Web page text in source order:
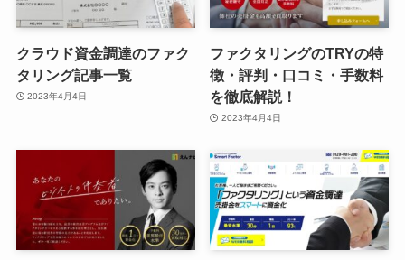
クラウド資金調達のファク
タリング記事一覧
2023年4月4日
ファクタリングのTRYの特
徴・評判・口コミ・手数料
を徹底解説！
2023年4月4日